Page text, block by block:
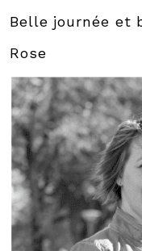
Belle journée et
Rose